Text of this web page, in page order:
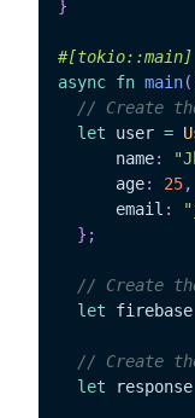
}
#[tokio::main]
async fn main(
// Create
let user =
	  name
:
	  age
: 25,
	  email
:
} ;
// Create
let firebase
// Create
let response